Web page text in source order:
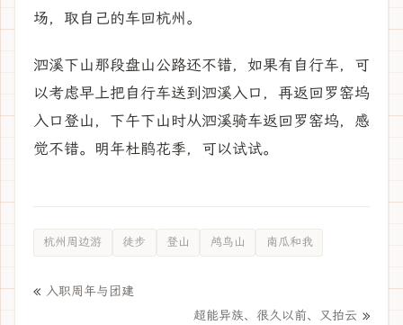
场，取自己的车回杭州。
泗溪下山那段盘山公路还不错，如果有自行车，可
以考虑早上把自行车送到泗溪入口，再返回罗窑坞
入口登山，下午下山时从泗溪骑车返回罗窑坞，感
觉不错。明年杜鹃花季，可以试试。
杭州周边游 徒步 登山 鸬鸟山 南瓜和我
« 入职周年与团建
超能异族、很久以前、又拍云 »